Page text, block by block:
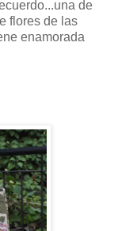
de
flores de las
enamorada